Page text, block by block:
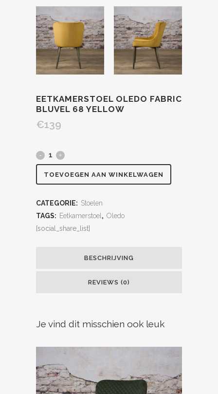
EETKAMERSTOEL OLEDO FABRIC
BLUVEL 68 YELLOW
€139
TOEVOEGEN AAN WINKELWAGEN
CATEGORIE: Stoelen
TAGS: Eetkamerstoel, Oledo
[social_share_list]
BESCHRIJVING
REVIEWS (0)
Je vind dit misschien ook leuk